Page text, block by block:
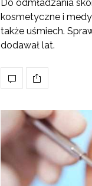
Do odmładzania
kosmetyczne i
także uśmiech.
dodawał lat.